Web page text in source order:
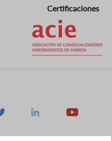
Certificaciones
Linkedin Youtube